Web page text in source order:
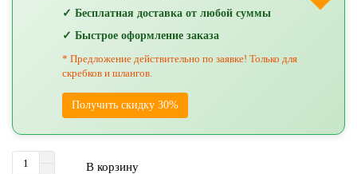
✓ Бесплатная доставка от любой суммы
✓ Быстрое оформление заказа
* Предложение действительно по заявке! Только для
скребков и шлангов.
Получить скидку 30%
В корзину